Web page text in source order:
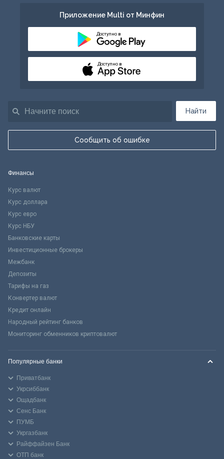
Найти
Сообщить об ошибке
Приложение Multi от Минфин
Доступно в
Доступно в
Финансы
Курс валют
Курс доллара
Курс евро
Курс НБУ
Банковские карты
Инвестиционные брокеры
Межбанк
Депозиты
Тарифы на газ
Конвертер валют
Кредит онлайн
Народный рейтинг банков
Мониторинг обменников криптовалют
Популярные банки
Приватбанк
Укрсиббанк
Ощадбанк
Сенс Банк
ПУМБ
Укргазбанк
Райффайзен Банк
ОТП банк